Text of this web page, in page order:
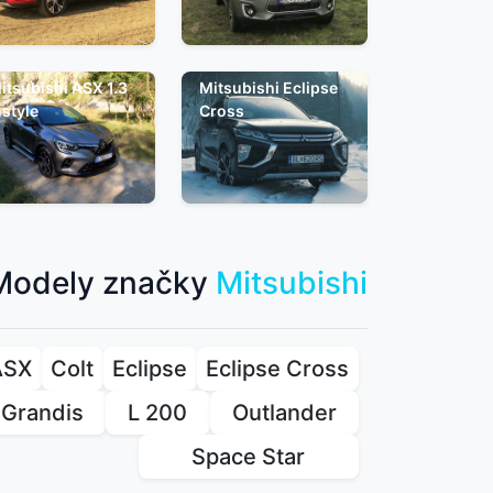
ASX 1.3
Mitsubishi Eclipse
Cross
značky Mitsubishi
Colt Eclipse
Eclipse Cross
Grandis
L 200
Outlander
Space Star